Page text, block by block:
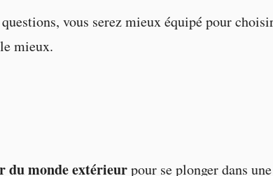
vous serez mieux équipé pour
mieux.
du monde extérieurpour se plonger dans une